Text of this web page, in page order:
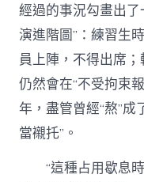
經過的事況勾畫出
演進階圖”：練習生
員上陣，不得出席；
仍然會在“不受拘束
年，盡管曾經“熬”
當襯托”。
“這種占用歇息